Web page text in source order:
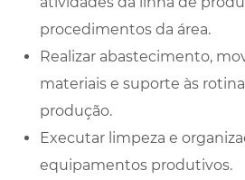
procedimentos da área.
Realizar abastecimento,
materiais e suporte às
produção.
Executar limpeza e
equipamentos produtivos.